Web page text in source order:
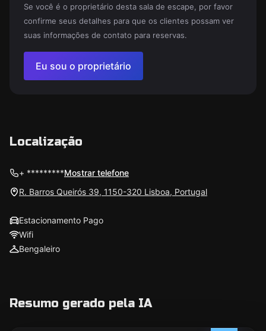
Se você é o proprietário desta sala de escape, por favor
confirme seus detalhes para que os clientes possam ver
suas informações de contato para reservas.
Eu sou o proprietário
Localização
+ *********Mostrar telefone
R. Barros Queirós 39, 1150-320 Lisboa, Portugal
Estacionamento Pago
Wifi
Bengaleiro
Resumo gerado pela IA